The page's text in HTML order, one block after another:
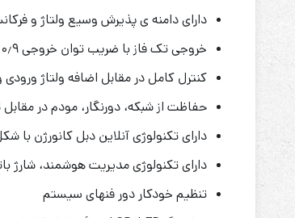
دارای دامنه ­ی پذیرش وسیع ولتاژ و
خروجی تک فاز با ضریب توان خروجی ۰٫۹ و قابلیت پذیرش بار بیشتر
کنترل کامل در مقابل اضافه ولتاژ
حفاظت از شبکه، دورنگار، مودم در مقابل
دارای تکنولوژی آنلاین دبل کانورژن
دارای تکنولوژی مدیریت هوشمند، شارژ
تنظیم خودکار دور فنهای سیستم